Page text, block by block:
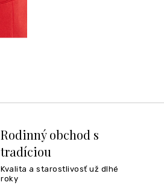
Rodinný obchod s
tradíciou
Kvalita a starostlivosť už dlhé
roky